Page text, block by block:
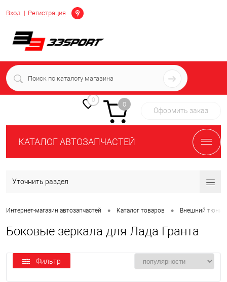
Вход Регистрация
Определение
+7 (939) 716-10-06
пн-пт 7:00-16:00 МСК
0
0
Оформить заказ
КАТАЛОГ АВТОЗАПЧАСТЕЙ
Уточнить раздел
Интернет-магазин автозапчастей • Каталог товаров • Внешний
Боковые зеркала для Лада Гранта
Фильтр